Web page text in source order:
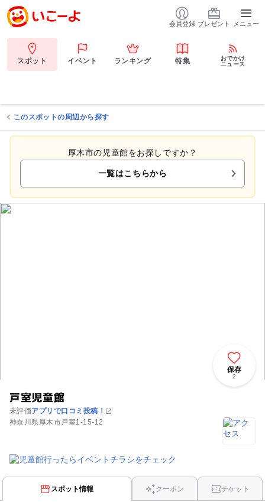
会員登録 プレゼント メニュー
スポット イベント ランキング 特集
おでかけ
ニュース
このスポットの周辺から探す
厚木市の児童館をお探しですか？
一覧はこちらから
戸室児童館
未評価アプリで口コミ投稿！
神奈川県厚木市戸室1-15-12
保存
2
スポット情報 クーポン チケット